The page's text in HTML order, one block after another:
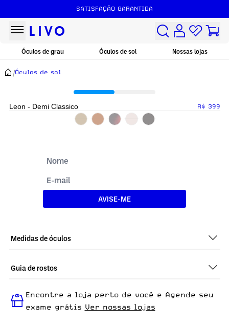
SATISFAÇÃO GARANTIDA
Óculos de grau Óculos de sol Nossas lojas
/Óculos de sol
Leon - Demi Classico R$ 399
AVISE-ME
Medidas de óculos
Guia de rostos
ideal para quem busca um óculos confortável para o dia a dia.
Encontre a loja perto de você e Agende seu
exame grátis Ver nossas lojas